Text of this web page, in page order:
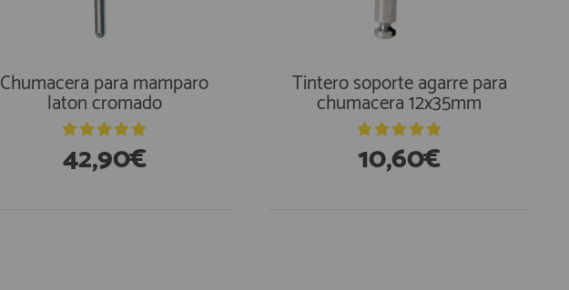
Chumacera para mamparo
laton cromado
42,90€
Tintero soporte agarre para
chumacera 12x35mm
10,60€